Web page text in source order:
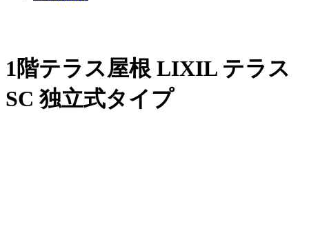
1階テラス屋根 LIXIL テラス
SC 独立式タイプ